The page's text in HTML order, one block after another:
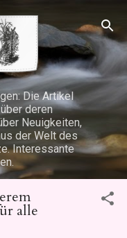
Die Artikel
deren
Neuigkeiten,
der Welt des
Interessante
alle